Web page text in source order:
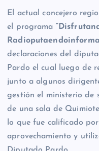
El actual concejero
el programa
declaraciones del
Pardo el cual luego de
junto a algunos
gestión el ministerio de
de una sala de
lo que fue calificado
aprovechamiento y